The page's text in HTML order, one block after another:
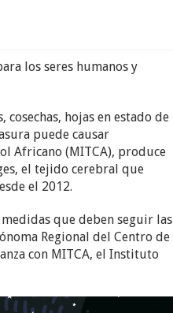
los seres humanos y
hojas en estado de
puede causar
Africano (MITCA), produce
el tejido cerebral que
el 2012.
que deben seguir las
Regional del Centro de
con MITCA, el Instituto